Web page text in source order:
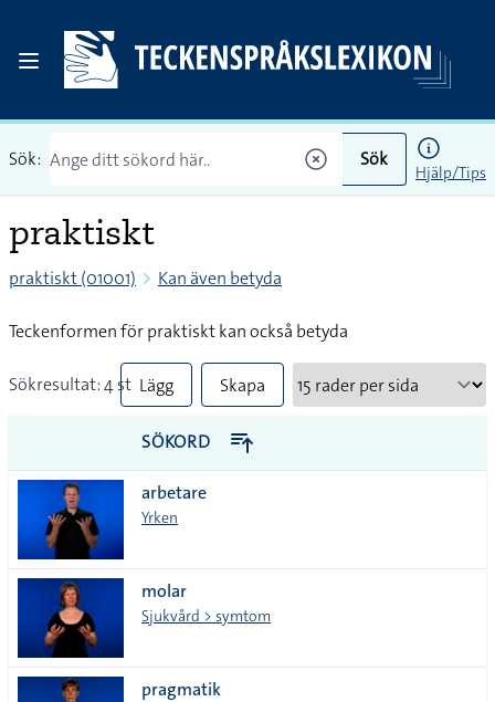
Sök: Sök
Hjälp/Tips
praktiskt
praktiskt (01001) Kan även betyda
Teckenformen för praktiskt kan också betyda
Sökresultat: 4 st Lägg
till
alla i
lista
Skapa
PDF
SÖKORD
arbetare
Yrken
molar
Sjukvård > symtom
pragmatik